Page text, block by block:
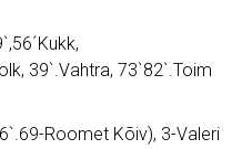
39`.Vahtra, 73`82`.Toim
Roomet Kõiv), 3-Valeri